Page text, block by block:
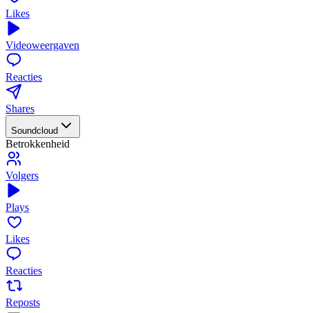
Likes
Videoweergaven
Reacties
Shares
Soundcloud
Betrokkenheid
Volgers
Plays
Likes
Reacties
Reposts